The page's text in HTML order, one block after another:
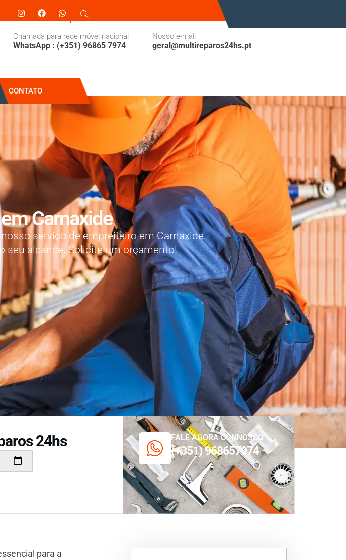
Chamada para rede móvel nacional
WhatsApp : (+351) 96865 7974
Nosso e-mail
geral@multireparos24hs.pt
CONTATO
Carnaxide
serviço de empreiteiro em Carnaxide.
seu alcance. Solicite um orçamento!
24hs FALE AGORA CONNOSCO
(+351) 968657974
para a